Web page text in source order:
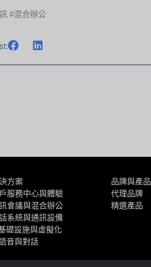
#混合辦公
方案
服務中心與體驗
會議與混合辦公
系統與通訊設備
礎設施與虛擬化
音與對話
品牌與產品
代理品牌
精選產品